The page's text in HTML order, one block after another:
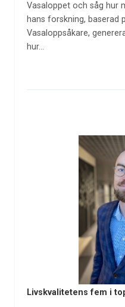
Vasaloppet och såg hur
hans forskning, baserad
Vasaloppsåkare,
hur…
Livskvalitetens fem i